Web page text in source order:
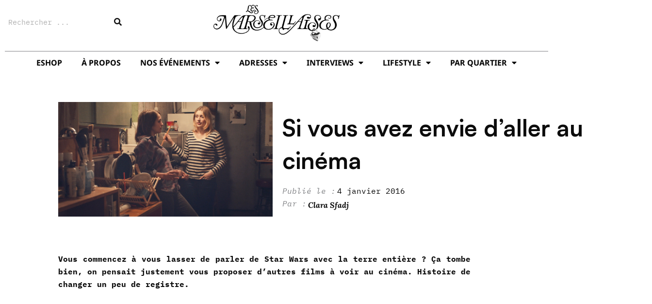
ESHOP À PROPOS NOS ÉVÉNEMENTS ADRESSES INTERVIEWS LIFESTYLE PAR QUARTIER
Si vous avez envie d’aller au
cinéma
4 janvier 2016
Clara Sfadj
Vous commencez à vous lasser de parler de Star Wars avec la terre entière ? Ça tombe
bien, on pensait justement vous proposer d’autres films à voir au cinéma. Histoire de
changer un peu de registre.